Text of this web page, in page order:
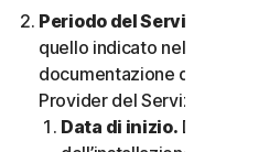
Periodo del Servizio.
quello indicato nella
documentazione di
Provider del Servizio.
Data di inizio. Dovrà